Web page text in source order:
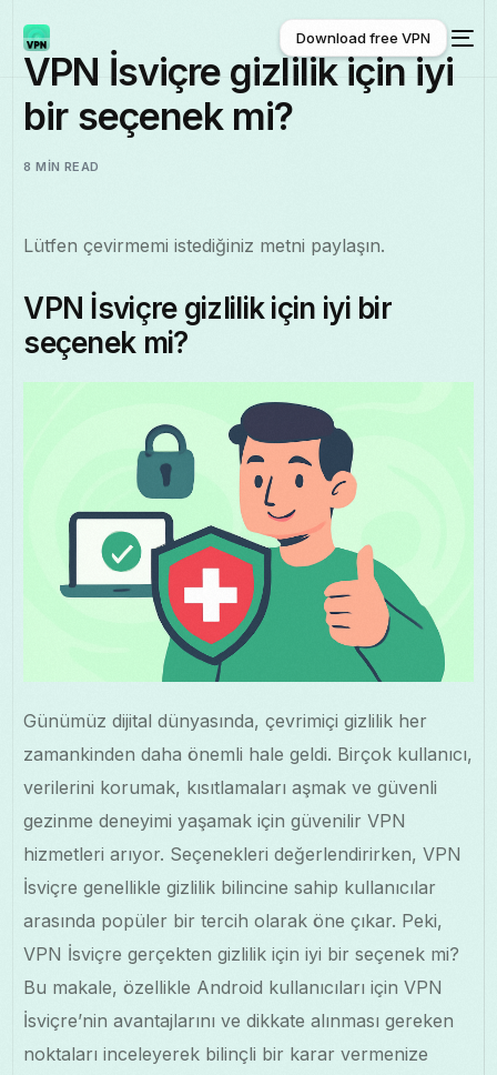
Download free VPN
Download free VPN
VPN İsviçre gizlilik için iyi
bir seçenek mi?
8 MIN READ
Lütfen çevirmemi istediğiniz metni paylaşın.
VPN İsviçre gizlilik için iyi bir
seçenek mi?
Günümüz dijital dünyasında, çevrimiçi gizlilik her
zamankinden daha önemli hale geldi. Birçok kullanıcı,
verilerini korumak, kısıtlamaları aşmak ve güvenli
gezinme deneyimi yaşamak için güvenilir VPN
hizmetleri arıyor. Seçenekleri değerlendirirken, VPN
İsviçre genellikle gizlilik bilincine sahip kullanıcılar
arasında popüler bir tercih olarak öne çıkar. Peki,
VPN İsviçre gerçekten gizlilik için iyi bir seçenek mi?
Bu makale, özellikle Android kullanıcıları için VPN
İsviçre’nin avantajlarını ve dikkate alınması gereken
noktaları inceleyerek bilinçli bir karar vermenize